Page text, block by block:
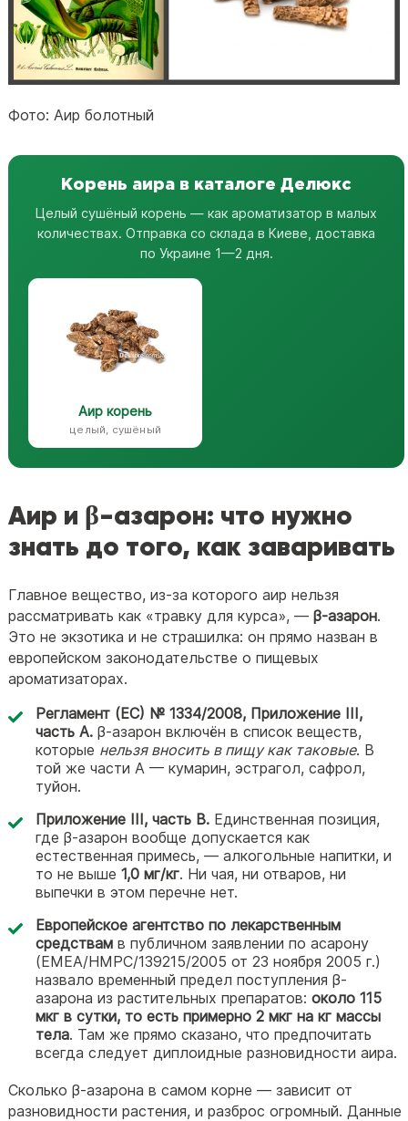
Фото: Аир болотный
Корень аира в каталоге Делюкс
Целый сушёный корень — как ароматизатор в малых
количествах. Отправка со склада в Киеве, доставка
по Украине 1—2 дня.
Аир корень
целый, сушёный
Аир и β-азарон: что нужно
знать до того, как заваривать
Главное вещество, из-за которого аир нельзя
рассматривать как «травку для курса», —β-азарон.
Это не экзотика и не страшилка: он прямо назван в
европейском законодательстве о пищевых
ароматизаторах.
Регламент (ЕС) № 1334/2008, Приложение III,
часть A. β-азарон включён в список веществ,
которые нельзя вносить в пищу как таковые. В
той же части A — кумарин, эстрагол, сафрол,
туйон.
Приложение III, часть B. Единственная позиция,
где β-азарон вообще допускается как
естественная примесь, — алкогольные напитки, и
то не выше1,0 мг/кг. Ни чая, ни отваров, ни
выпечки в этом перечне нет.
Европейское агентство по лекарственным
средствам в публичном заявлении по асарону
(EMEA/HMPC/139215/2005 от 23 ноября 2005 г.)
назвало временный предел поступления β-
азарона из растительных препаратов:около 115
мкг в сутки, то есть примерно 2 мкг на кг массы
тела. Там же прямо сказано, что предпочитать
всегда следует диплоидные разновидности аира.
Сколько β-азарона в самом корне — зависит от
разновидности растения, и разброс огромный. Данные